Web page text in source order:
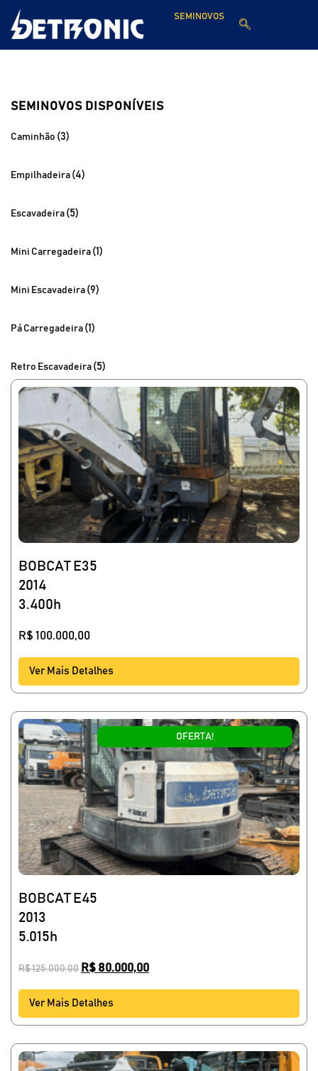
SEMINOVOS
SEMINOVOS DISPONÍVEIS
Caminhão (3)
Empilhadeira (4)
Escavadeira (5)
Mini Carregadeira (1)
Mini Escavadeira (9)
Pá Carregadeira (1)
Retro Escavadeira (5)
BOBCAT E35
2014
3.400h
R$ 100.000,00
Ver Mais Detalhes
OFERTA!
BOBCAT E45
2013
5.015h
R$125.000,00 R$ 80.000,00
Ver Mais Detalhes